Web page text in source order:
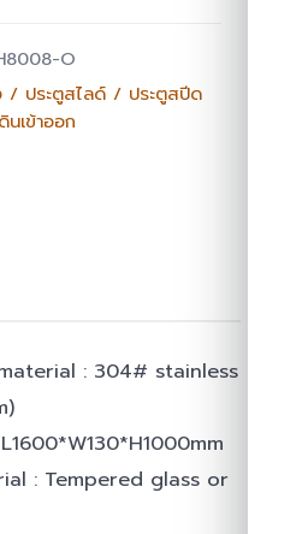
O
/ ประตูสไลด์ / ประตูสปีด
นเข้าออก
: 304# stainless
: Tempered glass or